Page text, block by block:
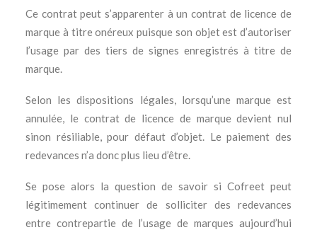
Ce contrat peut s’apparenter à un contrat de licence de
marque à titre onéreux puisque son objet est d’autoriser
l’usage par des tiers de signes enregistrés à titre de
marque.
Selon les dispositions légales, lorsqu’une marque est
annulée, le contrat de licence de marque devient nul
sinon résiliable, pour défaut d’objet. Le paiement des
redevances n’a donc plus lieu d’être.
Se pose alors la question de savoir si Cofreet peut
légitimement continuer de solliciter des redevances
entre contrepartie de l’usage de marques aujourd’hui